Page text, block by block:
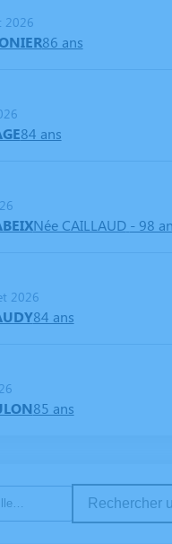
2026
86 ans
84 ans
Née CAILLAUD - 98
2026
84 ans
85 ans
Rechercher